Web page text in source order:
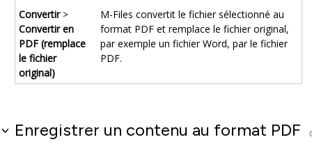
Convertir>
Convertir en
PDF (remplace
le fichier
original)
M-Files convertit le fichier sélectionné au
format PDF et remplace le fichier original,
par exemple un fichierWord, par le fichier
PDF.
Enregistrer un contenu au format PDF